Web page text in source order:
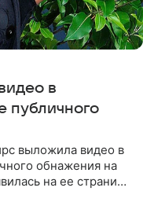
в
публичного
выложила видео в
обнажения на
на ее странице